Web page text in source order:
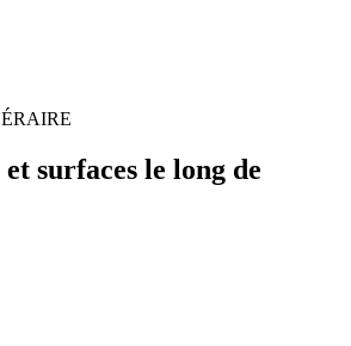
et surfaces le long de